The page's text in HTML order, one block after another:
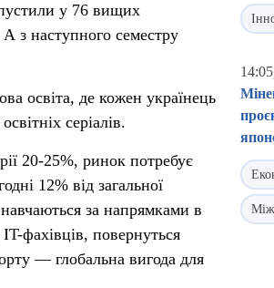
у 76 вищих
з наступного семестру
освіта, де кожен українець
серіалів.
20-25%, ринок потребує
12% від загальної
за напрямками в
фахівців, повернуться
— глобальна вигода для
14:05